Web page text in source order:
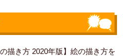
の描き方 2020年版】絵の描き方を